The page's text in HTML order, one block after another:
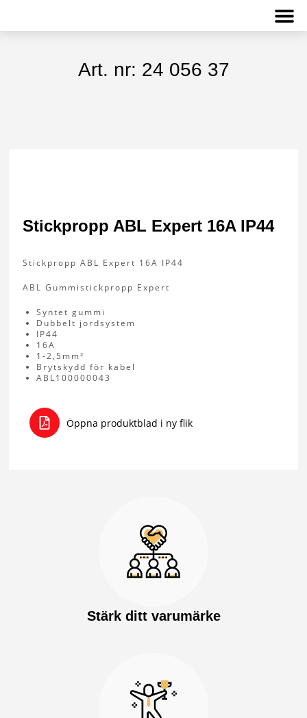
Art. nr: 24 056 37
Stickpropp ABL Expert 16A IP44
Stickpropp ABL Expert 16A IP44
ABL Gummistickpropp Expert
Syntet gummi
Dubbelt jordsystem
IP44
16A
1-2,5mm²
Brytskydd för kabel
ABL100000043
Stärk ditt varumärke